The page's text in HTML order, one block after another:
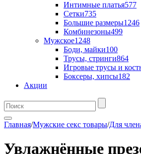
Интимные платья577
Сетки735
Большие размеры1246
Комбинезоны499
Мужское1248
Боди, майки100
Трусы, стринги864
Игровые трусы и
Боксеры, хипсы182
Акции
Главная/Мужские секс товары/Для
Увлажнённые